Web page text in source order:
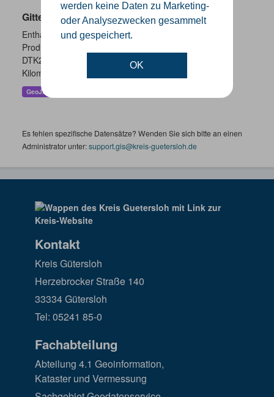
werden keine Daten zu Marketing-
oder Analysezwecken gesammelt
und gespeichert.
OK
Gitternetze
Enthalten sind die Gitternetze/ Blattschnitte folgender
Produkte: - DTK100 - DTK50 - TK25 (Meßtischblatt) -
DTK25 - DOP10 - DGK5 Höhenfolie - DGK5 (GK3) -
Kilometerquadrat (GK3)...
GeoJSON
Es fehlen spezifische Datensätze? Wenden Sie sich bitte an einen
Administrator unter:support.gis@kreis-guetersloh.de
Kontakt
Kreis Gütersloh
Herzebrocker Straße 140
33334 Gütersloh
Tel: 05241 85-0
Fachabteilung
Abteilung 4.1 Geoinformation,
Kataster und Vermessung